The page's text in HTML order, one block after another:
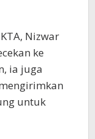
Nizwar
ke
ia juga
untuk